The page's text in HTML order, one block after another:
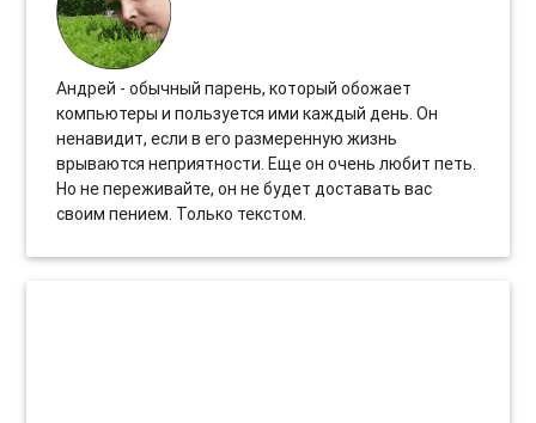
Андрей - обычный парень, который обожает
компьютеры и пользуется ими каждый день. Он
ненавидит, если в его размеренную жизнь
врываются неприятности. Еще он очень любит петь.
Но не переживайте, он не будет доставать вас
своим пением. Только текстом.